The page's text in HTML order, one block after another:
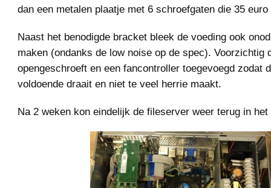
dan een metalen plaatje met 6 schroefgaten die 35
Naast het benodigde bracket bleek de voeding ook
maken (ondanks de low noise op de spec). Voorzichtig
opengeschroeft en een fancontroller toegevoegd zodat
voldoende draait en niet te veel herrie maakt.
Na 2 weken kon eindelijk de fileserver weer terug in het